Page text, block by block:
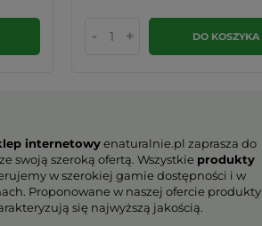
- + DO KOSZYKA
internetowyenaturalnie.pl zaprasza do
swoją szeroką ofertą. Wszystkie produkty
w szerokiej gamie dostępności i w
Proponowane w naszej ofercie produkty
się najwyższą jakością.